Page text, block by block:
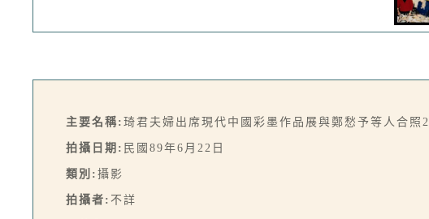
主要名稱: 琦君夫婦出席現代中國彩墨作品展與鄭愁予等人合照2
拍攝日期: 民國89年6月22日
類別: 攝影
拍攝者: 不詳